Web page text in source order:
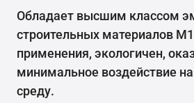
Обладает высшим классом
строительных материалов
применения, экологичен,
минимальное воздействие
среду.